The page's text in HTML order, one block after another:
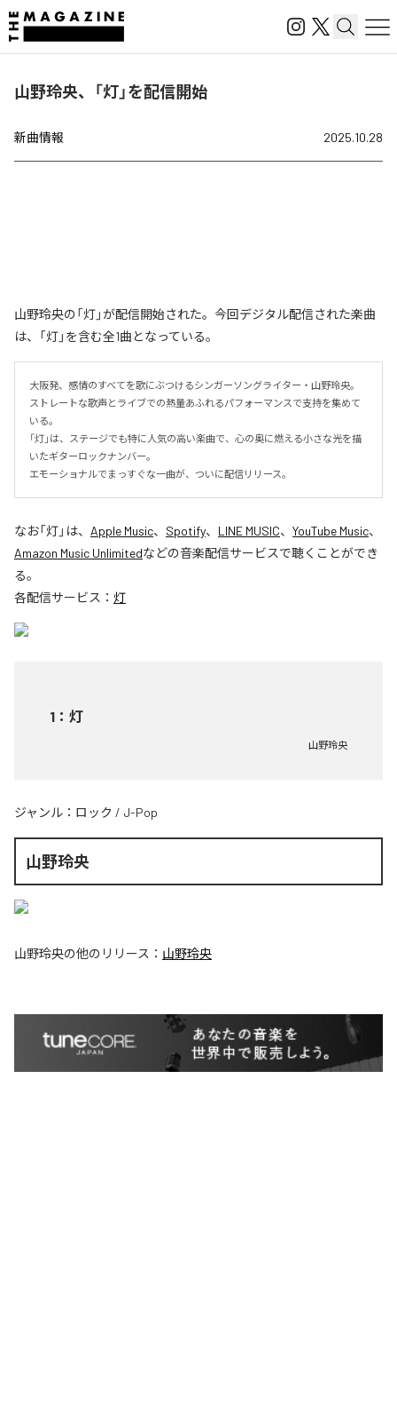
山野玲央、「灯」を配信開始
新曲情報 2025.10.28
山野玲央の「灯」が配信開始された。今回デジタル配信された楽曲
は、「灯」を含む全1曲となっている。
大阪発、感情のすべてを歌にぶつけるシンガーソングライター・山野玲央。
ストレートな歌声とライブでの熱量あふれるパフォーマンスで支持を集めて
いる。
「灯」は、ステージでも特に人気の高い楽曲で、心の奥に燃える小さな光を描
いたギターロックナンバー。
エモーショナルでまっすぐな一曲が、ついに配信リリース。
なお「灯」は、 Apple Music、 Spotify、 LINE MUSIC、 YouTube Music、
Amazon Music Unlimitedなどの音楽配信サービスで聴くことができ
る。
各配信サービス： 灯
1 ： 灯
山野玲央
ジャンル： ロック / J-Pop
山野玲央
山野玲央の他のリリース： 山野玲央